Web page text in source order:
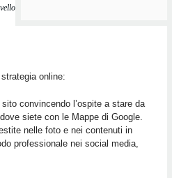
online:
convincendo l’ospite a stare da
siete con le Mappe di Google.
nelle foto e nei contenuti in
professionale nei social media,